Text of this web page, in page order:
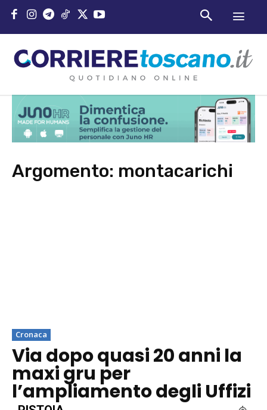
Argomento: montacarichi
Cronaca
Via dopo quasi 20 anni la
maxi gru per
l’ampliamento degli Uffizi